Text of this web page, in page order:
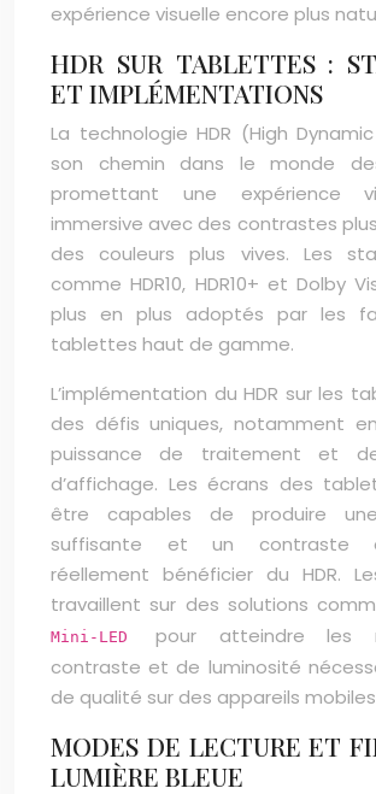
expérience visuelle encore plus
HDR SUR TABLETTES :
ET IMPLÉMENTATIONS
La technologie HDR (High
son chemin dans le monde
promettant une expérience
immersive avec des contrastes
des couleurs plus vives. Les
comme HDR10, HDR10+ et Dolby
plus en plus adoptés par les
tablettes haut de gamme.
L’implémentation du HDR sur les
des défis uniques, notamment
puissance de traitement et
d’affichage. Les écrans des
être capables de produire
suffisante et un contraste
réellement bénéficier du HDR.
travaillent sur des solutions
Mini-LED pour atteindre les
contraste et de luminosité
de qualité sur des appareils
MODES DE LECTURE ET
LUMIÈRE BLEUE